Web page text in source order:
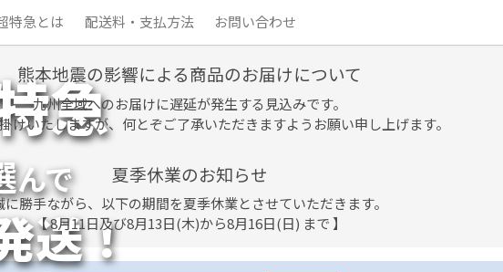
特急とは 配送料・支払方法 お問い合わせ
急
んで
送！
熊本地震の影響による商品のお届けについて
九州全域へのお届けに遅延が発生する見込みです。
けいたしますが、何とぞご了承いただきますようお願い申し上げます。
夏季休業のお知らせ
に勝手ながら、以下の期間を夏季休業とさせていただきます。
【 8月11日及び8月13日(木)から8月16日(日) まで 】